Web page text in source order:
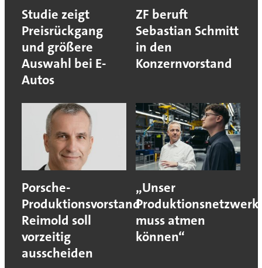
Studie zeigt
Preisrückgang
und größere
Auswahl bei E-
Autos
ZF beruft
Sebastian Schmitt
in den
Konzernvorstand
Porsche-
Produktionsvorstand
Reimold soll
vorzeitig
ausscheiden
„Unser
Produktionsnetzwerk
muss atmen
können“